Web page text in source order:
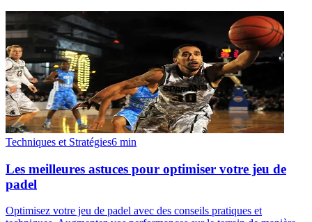
Techniques et Stratégies6 min
Les meilleures astuces pour optimiser votre jeu de
padel
Optimisez votre jeu de padel avec des conseils pratiques et